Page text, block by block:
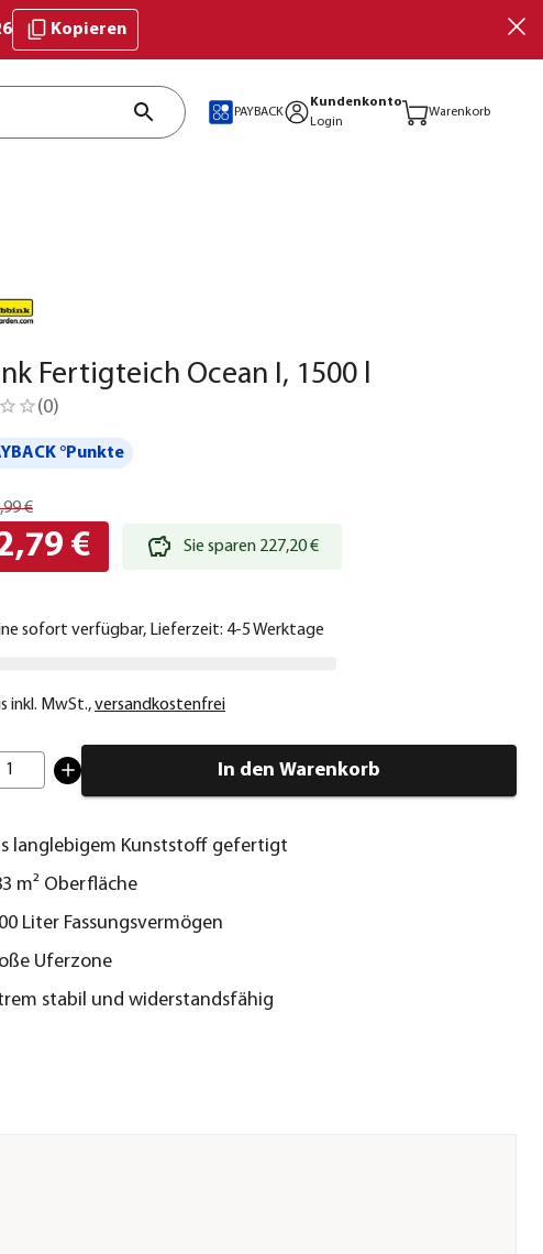
Kopieren
PAYBACK
Kundenkonto
Login
Warenkorb
Fertigteich Ocean I, 1500 l
(0)
°Punkte
€
€ Sie sparen 227,20 €
sofort verfügbar, Lieferzeit: 4-5 Werktage
inkl. MwSt.,versandkostenfrei
1 In den Warenkorb
langlebigem Kunststoff gefertigt
m² Oberfläche
Liter Fassungsvermögen
Uferzone
stabil und widerstandsfähig